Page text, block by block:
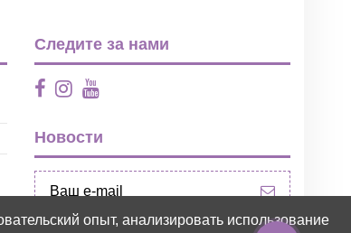
Следите за нами
Новости
опыт, анализировать использование